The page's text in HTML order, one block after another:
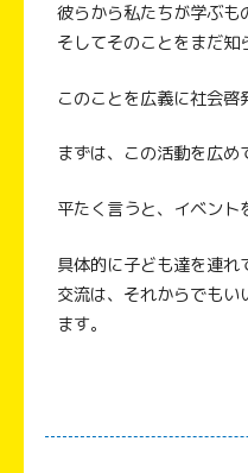
彼らから私たちが学ぶも
そしてそのことをまだ知
このことを広義に社会啓
まずは、この活動を広め
平たく言うと、イベント
具体的に子ども達を連
交流は、それからでも
ます。